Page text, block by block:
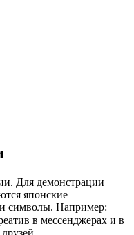
Для демонстрации
японские
символы. Например:
в мессенджерах и в